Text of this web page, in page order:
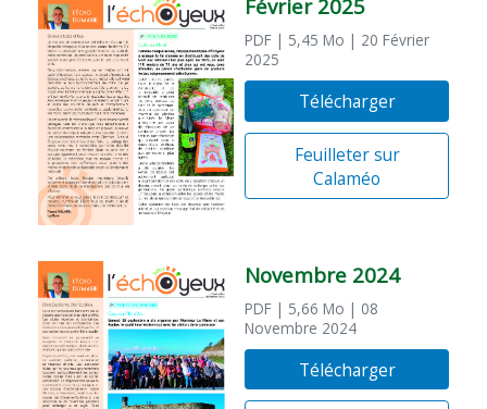
Février 2025
PDF | 5,45 Mo | 20 Février
2025
Télécharger
Feuilleter sur
Calaméo
Novembre 2024
PDF | 5,66 Mo | 08
Novembre 2024
Télécharger